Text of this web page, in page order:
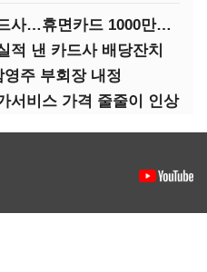
(영상)빅테크에 밀린 카드사…휴면카드 1000만장 육박
적 낸 카드사 배당잔치
주 부회장 내정
서비스 가격 줄줄이 인상